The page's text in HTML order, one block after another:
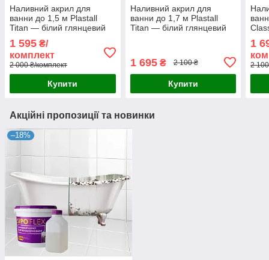
Наливний акрил для
ванни до 1,5 м Plastall
Titan — білий глянцевий
ванн
1 595 ₴/
комплект
2 000 ₴/комплект
Купити
Наливний акрил для
ванни до 1,7 м Plastall
Titan — білий глянцевий
1 695₴ 2 100 ₴
Купити
1
2
Акційні пропозиції та новинки
–18%